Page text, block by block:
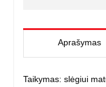
Aprašymas
Taikymas: slėgiui